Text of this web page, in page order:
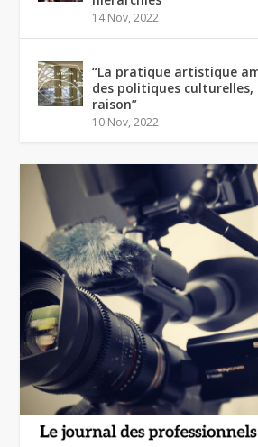
14 Nov, 2022
“La pratique artistique
des politiques culturelles,
raison”
10 Nov, 2022